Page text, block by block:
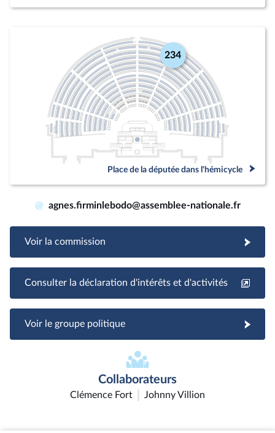
234
Place de la députée dans l'hémicycle
@ agnes.firminlebodo@assemblee-nationale.fr
Voir la commission
Consulter la déclaration d'intérêts et d'activités
Voir le groupe politique
Collaborateurs
Clémence Fort Johnny Villion